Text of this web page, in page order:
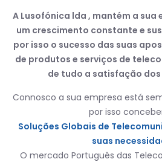
A Lusofónica lda , mantém a sua
um crescimento constante e
por isso o sucesso das suas
de produtos e serviços de
de tudo a satisfação dos
Connosco a sua empresa está
por isso
Soluções Globais de
suas
O mercado Português das